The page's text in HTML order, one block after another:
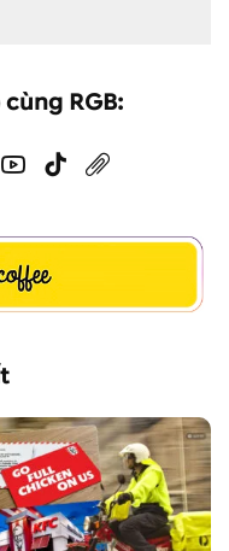
RGB: